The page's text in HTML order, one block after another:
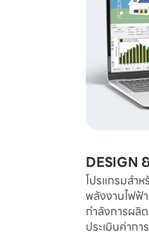
DESIGN
โปรแกรมสำ
พลังงานไฟฟ้
กำลังการผลิ
ประเมินค่าก